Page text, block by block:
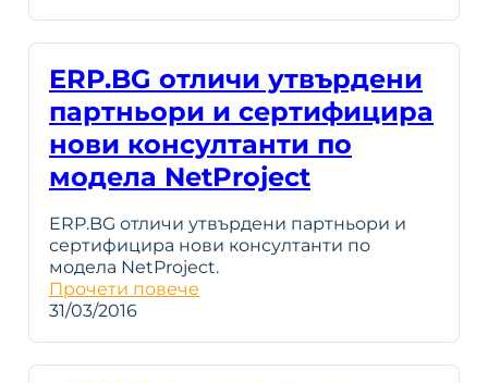
ERP.BG отличи утвърдени
партньори и сертифицира
нови консултанти по
модела NetProject
ERP.BG отличи утвърдени партньори и
сертифицира нови консултанти по
модела NetProject.
Прочети повече
31/03/2016